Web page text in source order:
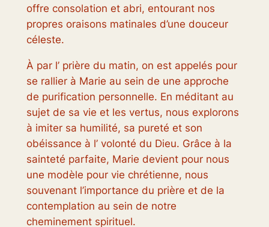
offre consolation et abri, entourant nos
propres oraisons matinales d’une douceur
céleste.
À par l’ prière du matin, on est appelés pour
se rallier à Marie au sein de une approche
de purification personnelle. En méditant au
sujet de sa vie et les vertus, nous explorons
à imiter sa humilité, sa pureté et son
obéissance à l’ volonté du Dieu. Grâce à la
sainteté parfaite, Marie devient pour nous
une modèle pour vie chrétienne, nous
souvenant l’importance du prière et de la
contemplation au sein de notre
cheminement spirituel.